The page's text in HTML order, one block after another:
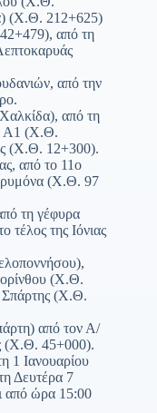
(Χ.Θ. 212+625)
από τη
από την
από τη
Α1 (Χ.Θ.
(Χ.Θ. 12+300).
από το 11ο
(Χ.Θ. 97
τη γέφυρα
της Ιόνιας
(Χ.Θ.
Σπάρτης (Χ.Θ.
από τον Α/
(Χ.Θ. 45+000).
1 Ιανουαρίου
Δευτέρα 7
από ώρα 15:00